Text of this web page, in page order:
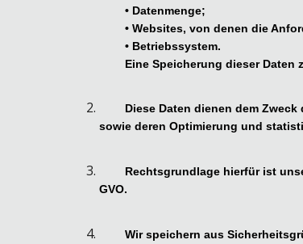
• Datenmenge;
• Websites, von denen die
• Betriebssystem.
Eine Speicherung dieser
Diese Daten dienen dem
sowie deren Optimierung und
Rechtsgrundlage hierfür ist
GVO.
Wir speichern aus